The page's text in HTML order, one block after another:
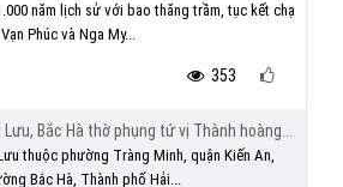
năm lịch sử với bao thăng trầm, tục kết chạ
Phúc và Nga My...
353
Bắc Hà thờ phụng tứ vị Thành hoàng...
thuộc phường Tràng Minh, quận Kiến An,
Bắc Hà, Thành phố Hải...